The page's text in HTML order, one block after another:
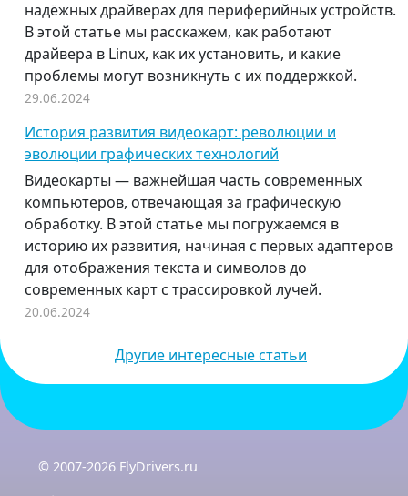
надёжных драйверах для периферийных устройств.
В этой статье мы расскажем, как работают
драйвера в Linux, как их установить, и какие
проблемы могут возникнуть с их поддержкой.
29.06.2024
История развития видеокарт: революции и
эволюции графических технологий
Видеокарты — важнейшая часть современных
компьютеров, отвечающая за графическую
обработку. В этой статье мы погружаемся в
историю их развития, начиная с первых адаптеров
для отображения текста и символов до
современных карт с трассировкой лучей.
20.06.2024
Другие интересные статьи
© 2007-2026 FlyDrivers.ru